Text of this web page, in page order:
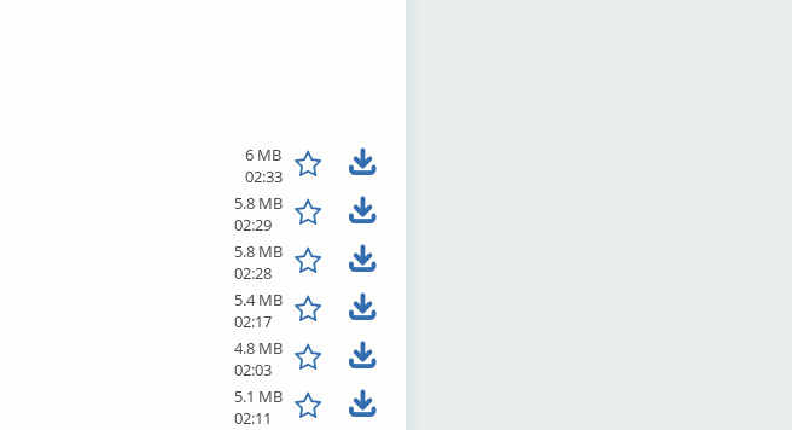
6 MB
02:33
5.8 MB
02:29
5.8 MB
02:28
5.4 MB
02:17
4.8 MB
02:03
5.1 MB
02:11